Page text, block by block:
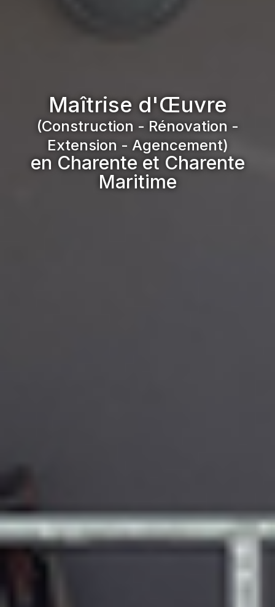
Maîtrise d'Œuvre
(Construction - Rénovation -
Extension - Agencement)
en Charente et Charente
Maritime